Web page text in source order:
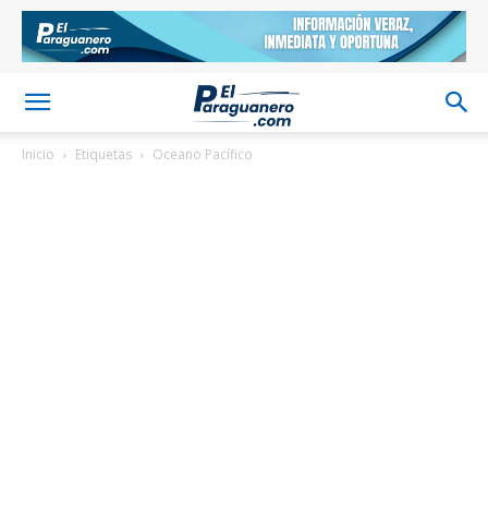
Inicio Etiquetas Oceano Pacífico